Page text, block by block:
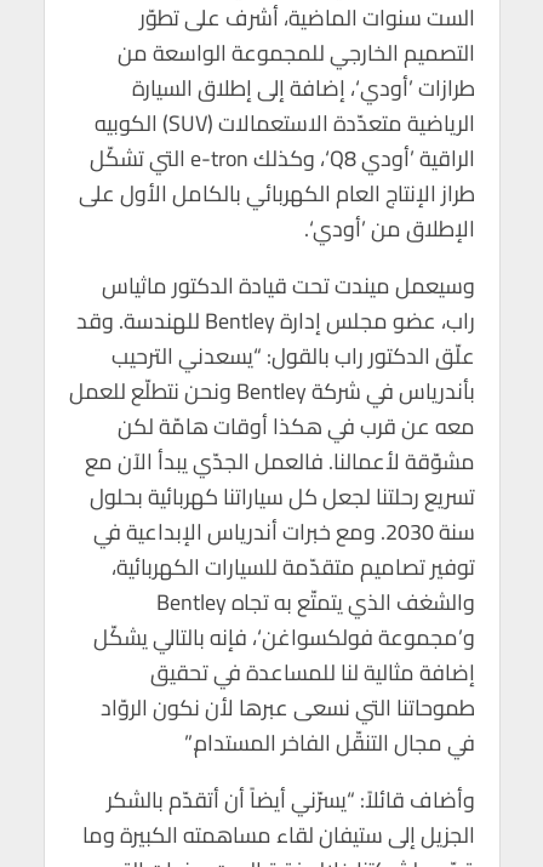
الست سنوات الماضية، أشرف على تطوّر
التصميم الخارجي للمجموعة الواسعة من
طرازات ’أودي‘، إضافة إلى إطلاق السيارة
الرياضية متعدّدة الاستعمالات (SUV) الكوبيه
الراقية ’أودي Q8‘، وكذلك e-tron التي تشكّل
طراز الإنتاج العام الكهربائي بالكامل الأول على
الإطلاق من ’أودي‘.
وسيعمل ميندت تحت قيادة الدكتور ماثياس
راب، عضو مجلس إدارة Bentley للهندسة. وقد
علّق الدكتور راب بالقول: “يسعدني الترحيب
بأندرياس في شركة Bentley ونحن نتطلّع للعمل
معه عن قرب في هكذا أوقات هامّة لكن
مشوّقة لأعمالنا. فالعمل الجدّي يبدأ الآن مع
تسريع رحلتنا لجعل كل سياراتنا كهربائية بحلول
سنة 2030. ومع خبرات أندرياس الإبداعية في
توفير تصاميم متقدّمة للسيارات الكهربائية،
والشغف الذي يتمتّع به تجاه Bentley
و’مجموعة فولكسواغن‘، فإنه بالتالي يشكّل
إضافة مثالية لنا للمساعدة في تحقيق
طموحاتنا التي نسعى عبرها لأن نكون الروّاد
في مجال التنقّل الفاخر المستدام.”
وأضاف قائلاً: “يسرّني أيضاً أن أتقدّم بالشكر
الجزيل إلى ستيفان لقاء مساهمته الكبيرة وما